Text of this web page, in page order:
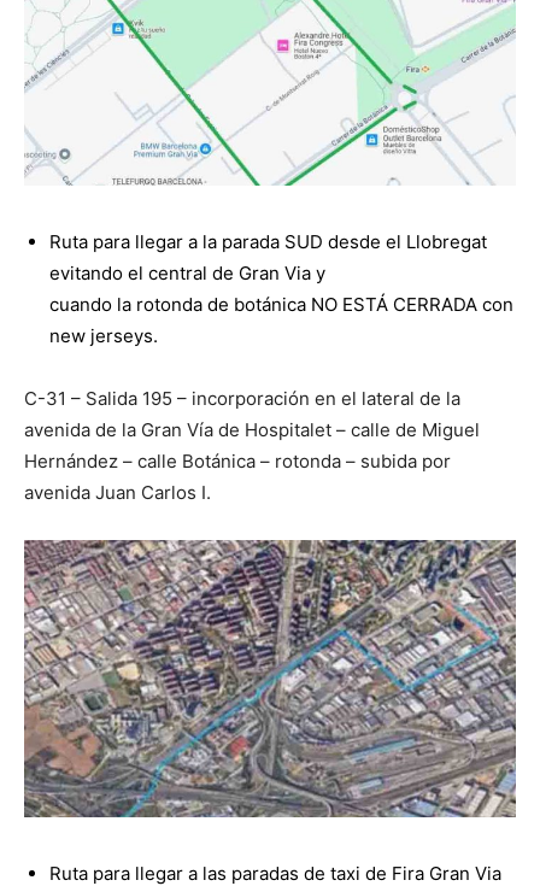
Ruta para llegar a la parada SUD desde el Llobregat
evitando el central de Gran Via y
cuando la rotonda de botánica NO ESTÁ CERRADA con
new jerseys.
C-31 – Salida 195 – incorporación en el lateral de la
avenida de la Gran Vía de Hospitalet – calle de Miguel
Hernández – calle Botánica – rotonda – subida por
avenida Juan Carlos I.
Ruta para llegar a las paradas de taxi de Fira Gran Via